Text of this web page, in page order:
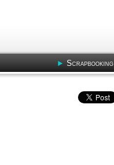
Scrapbooking